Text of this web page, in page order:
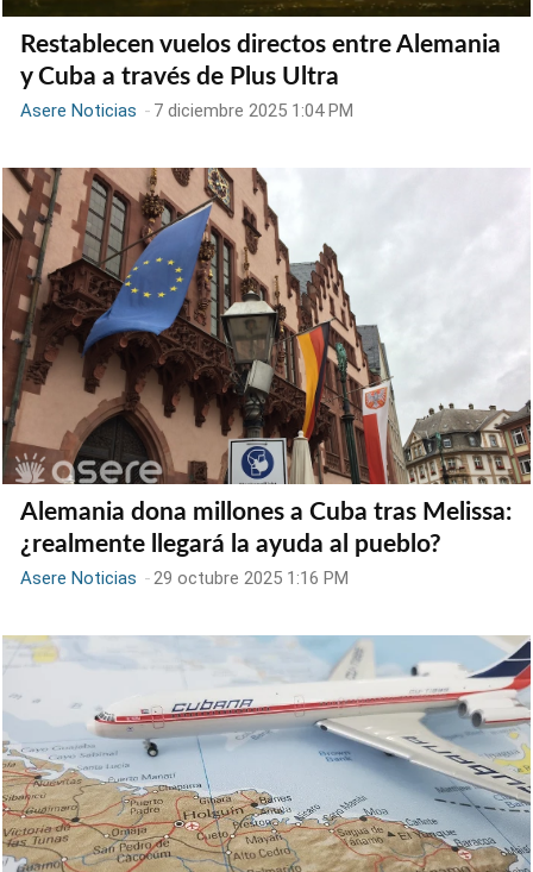
Restablecen vuelos directos entre Alemania
y Cuba a través de Plus Ultra
Asere Noticias - 7 diciembre 2025 1:04 PM
Alemania dona millones a Cuba tras Melissa:
¿realmente llegará la ayuda al pueblo?
Asere Noticias -29 octubre 2025 1:16 PM